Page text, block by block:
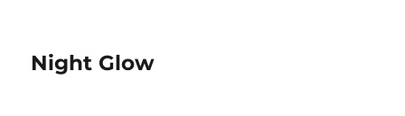
Night Glow